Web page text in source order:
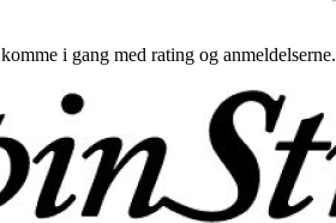
i gang med rating og anmeldelserne.